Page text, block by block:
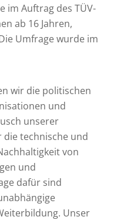
im Auftrag des TÜV-
ab 16 Jahren,
Umfrage wurde im
wir die politischen
und
unserer
die technische und
von
und
dafür sind
Unser